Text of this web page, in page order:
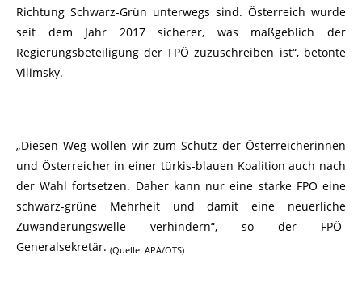
Richtung Schwarz-Grün unterwegs sind. Österreich wurde
seit dem Jahr 2017 sicherer, was maßgeblich der
Regierungsbeteiligung der FPÖ zuzuschreiben ist“, betonte
Vilimsky.
„Diesen Weg wollen wir zum Schutz der Österreicherinnen
und Österreicher in einer türkis-blauen Koalition auch nach
der Wahl fortsetzen. Daher kann nur eine starke FPÖ eine
schwarz-grüne Mehrheit und damit eine neuerliche
Zuwanderungswelle verhindern“, so der FPÖ-
Generalsekretär. (Quelle: APA/OTS)